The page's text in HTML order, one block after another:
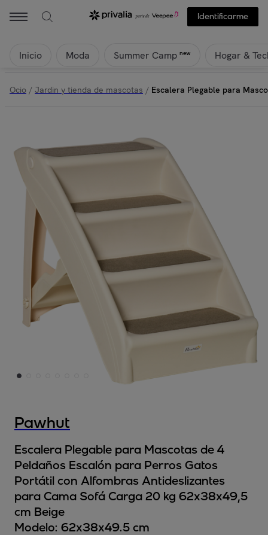
Identificarme
Inicio Moda Summer Camp new Hogar &
Ocio / Jardin y tienda de mascotas / Escalera Plegable para
Pawhut
Escalera Plegable para Mascotas de 4
Peldaños Escalón para Perros Gatos
Portátil con Alfombras Antideslizantes
para Cama Sofá Carga 20 kg 62x38x49,5
cm Beige
Modelo: 62x38x49.5 cm